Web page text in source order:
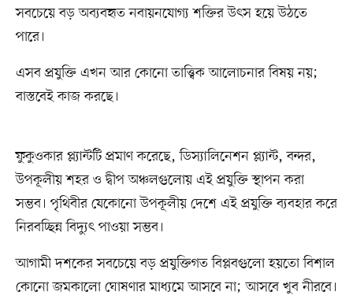
সবচেয়ে বড় অব্যবহৃত নবায়নযোগ্য শক্তির উৎস হয়ে উঠতে
পারে।
এসব প্রযুক্তি এখন আর কোনো তাত্ত্বিক আলোচনার বিষয় নয়;
বাস্তবেই কাজ করছে।
ফুকুওকার প্ল্যান্টটি প্রমাণ করেছে, ডিস্যালিনেশন প্ল্যান্ট, বন্দর,
উপকূলীয় শহর ও দ্বীপ অঞ্চলগুলোয় এই প্রযুক্তি স্থাপন করা
সম্ভব। পৃথিবীর যেকোনো উপকূলীয় দেশে এই প্রযুক্তি ব্যবহার করে
নিরবচ্ছিন্ন বিদ্যুৎ পাওয়া সম্ভব।
আগামী দশকের সবচেয়ে বড় প্রযুক্তিগত বিপ্লবগুলো হয়তো বিশাল
কোনো জমকালো ঘোষণার মাধ্যমে আসবে না; আসবে খুব নীরবে।